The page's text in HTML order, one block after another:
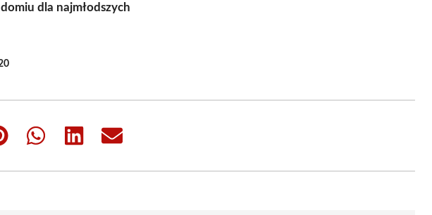
dla najmłodszych
Share
Share
Share